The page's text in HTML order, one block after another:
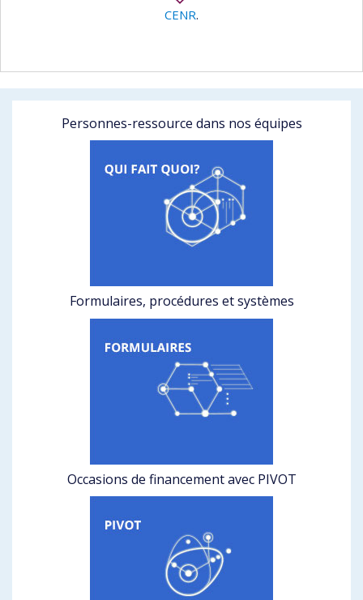
CENR.
Personnes-ressource dans nos équipes
Formulaires, procédures et systèmes
Occasions de financement avec PIVOT